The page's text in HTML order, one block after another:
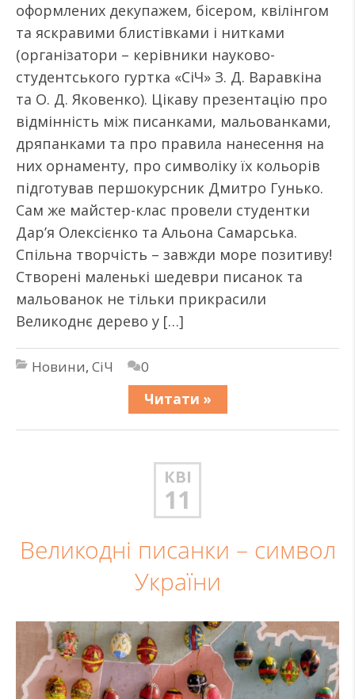
оформлених декупажем, бісером, квілінгом
та яскравими блистівками і нитками
(організатори – керівники науково-
студентського гуртка «СіЧ» З. Д. Варавкіна
та О. Д. Яковенко). Цікаву презентацію про
відмінність між писанками, мальованками,
дряпанками та про правила нанесення на
них орнаменту, про символіку їх кольорів
підготував першокурсник Дмитро Гунько.
Сам же майстер-клас провели студентки
Дар’я Олексієнко та Альона Самарська.
Спільна творчість – завжди море позитиву!
Створені маленькі шедеври писанок та
мальованок не тільки прикрасили
Великоднє дерево у […]
Новини, СіЧ
0
Читати »
КВІ
11
Великодні писанки – символ
України